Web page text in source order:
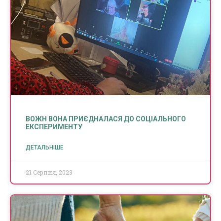
ВОЖН ВОНА ПРИЄДНАЛАСЯ ДО СОЦІАЛЬНОГО
ЕКСПЕРИМЕНТУ
ДЕТАЛЬНІШЕ
21 Серпня, 2023